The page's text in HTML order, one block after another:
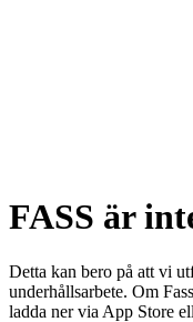
FASS är
Detta kan bero på att vi
underhållsarbete. Om
ladda ner via App Store